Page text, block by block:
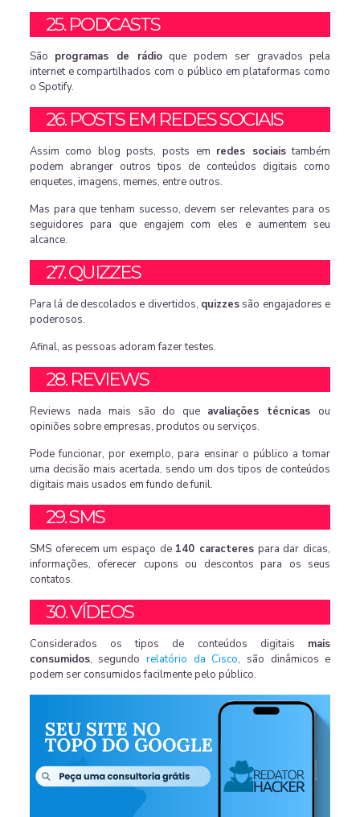
25. PODCASTS
São programas de rádioque podem ser gravados pela
internet e compartilhados com o público em plataformas como
o Spotify.
26. POSTS EM REDES SOCIAIS
Assim como blog posts, posts em redes sociaistambém
podem abranger outros tipos de conteúdos digitais como
enquetes, imagens, memes, entre outros.
Mas para que tenham sucesso, devem ser relevantes para os
seguidores para que engajem com eles e aumentem seu
alcance.
27. QUIZZES
Para lá de descolados e divertidos, quizzes são engajadores e
poderosos.
Afinal, as pessoas adoram fazer testes.
28. REVIEWS
Reviews nada mais são do que avaliações técnicas ou
opiniões sobre empresas, produtos ou serviços.
Pode funcionar, por exemplo, para ensinar o público a tomar
uma decisão mais acertada, sendo um dos tipos de conteúdos
digitais mais usados em fundo de funil.
29. SMS
SMS oferecem um espaço de 140 caracteres para dar dicas,
informações, oferecer cupons ou descontos para os seus
contatos.
30. VÍDEOS
Considerados os tipos de conteúdos digitais mais
consumidos, segundorelatório da Cisco, são dinâmicos e
podem ser consumidos facilmente pelo público.